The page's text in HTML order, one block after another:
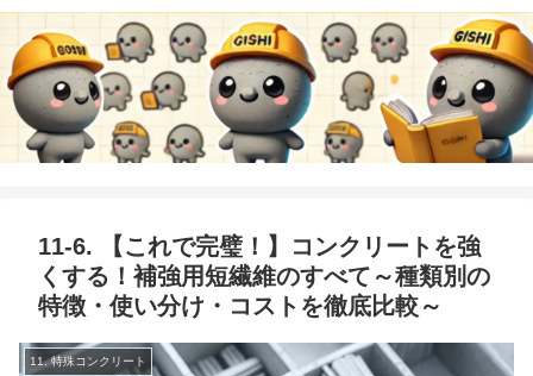
11-6. 【これで完璧！】コンクリートを強
くする！補強用短繊維のすべて～種類別の
特徴・使い分け・コストを徹底比較～
11. 特殊コンクリート